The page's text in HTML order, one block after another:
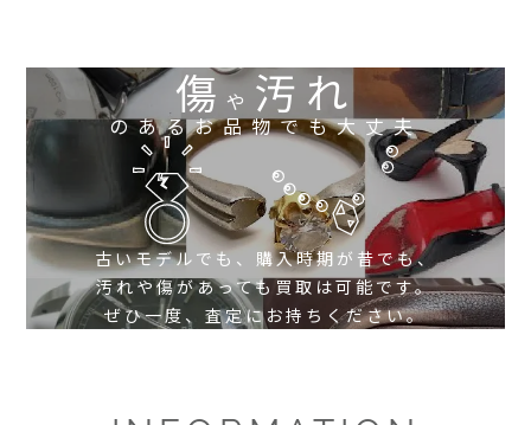
傷や 汚れ
のあるお品物でも大丈夫
古いモデルでも、購入時期が昔でも、
汚れや傷があっても買取は可能です。
ぜひ一度、査定にお持ちください。